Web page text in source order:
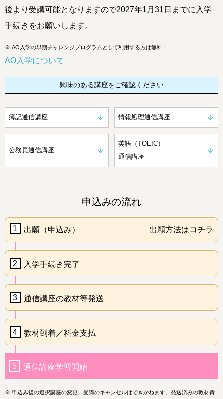
後より受講可能となりますので2027年1月31日までに入学
手続きをお願いします。
※ AO入学の早期チャレンジプログラムとして利用する方は無料！
AO入学について
興味のある講座をご確認ください
簿記通信講座 情報処理通信講座
公務員通信講座
英語（TOEIC）
通信講座
申込みの流れ
1 出願（申込み） 出願方法はコチラ
2 入学手続き完了
3 通信講座の教材等発送
4 教材到着／料金支払
5 通信講座学習開始
※ 申込み後の選択講座の変更、受講のキャンセルはできかねます。発送済みの教材費